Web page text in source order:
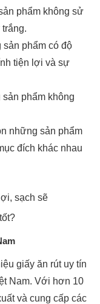
phẩm không sử
phẩm có độ
tiện lợi và sự
phẩm không
những sản phẩm
đích khác nhau
giấy ăn rút uy tín
Nam. Với hơn 10
và cung cấp các